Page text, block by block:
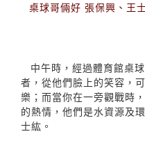
桌球哥倆好 張保興、王
中午時，經過體育館桌
者，從他們臉上的笑容，
樂；而當你在一旁觀戰時
的熱情，他們是水資源及
士紘。